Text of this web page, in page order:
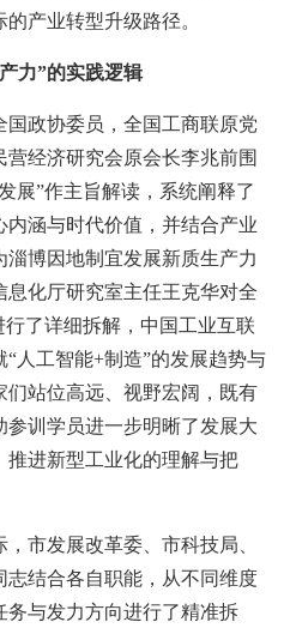
产业转型升级路径。
力”的实践逻辑
政协委员，全国工商联原党
经济研究会原会长李兆前围
展”作主旨解读，系统阐释了
涵与时代价值，并结合产业
博因地制宜发展新质生产力
化厅研究室主任王克华对全
了详细拆解，中国工业互联
人工智能+制造”的发展趋势与
站位高远、视野宏阔，既有
训学员进一步明晰了发展大
进新型工业化的理解与把
发展改革委、市科技局、
结合各自职能，从不同维度
务与发力方向进行了精准拆